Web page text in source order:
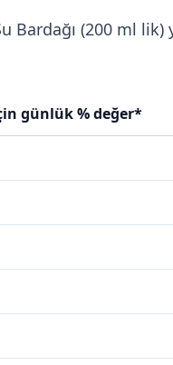
Bardağı (200 ml lik)
günlük % değer*